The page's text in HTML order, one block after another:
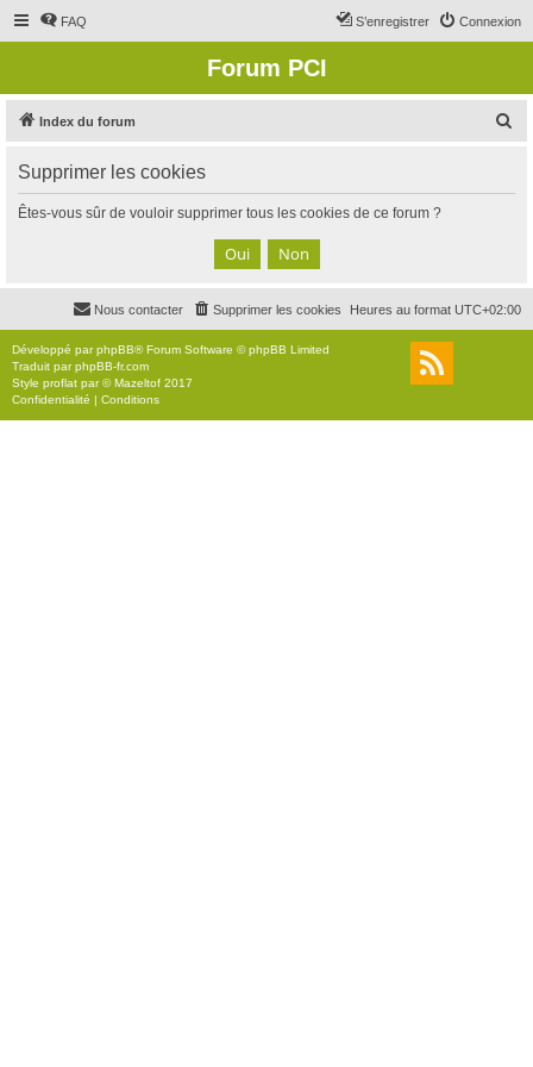
FAQ Connexion
S’enregistrer
Forum PCI
Index du forum
c
Supprimer les cookies
Êtes-vous sûr de vouloir supprimer tous les cookies de ce forum ?
Heures au format UTC+02:00
Supprimer les cookies
Nous contacter
Développé parphpBB® Forum Software © phpBB Limited
Traduit parphpBB-fr.com
Style proflat par ©Mazeltof 2017
Confidentialité | Conditions